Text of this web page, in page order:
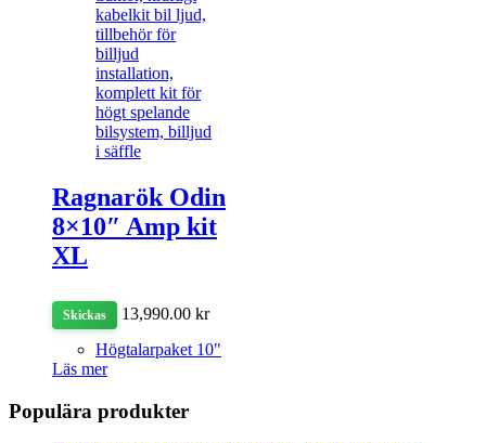
Ragnarök Odin
8×10″ Amp kit
XL
Skickas 13,990.00 kr
Högtalarpaket 10"
Läs mer
Populära produkter